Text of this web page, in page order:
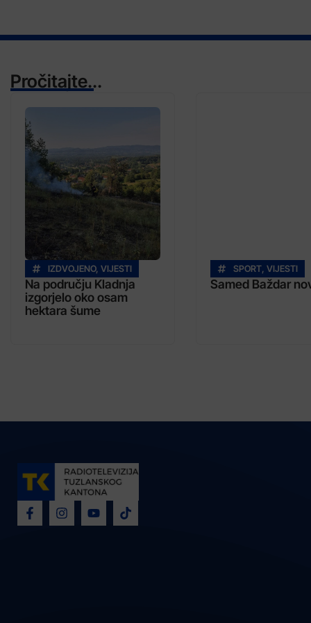
Pročitajte...
IZDVOJENO, VIJESTI
Na području Kladnja
izgorjelo oko osam
hektara šume
SPORT, VIJESTI
Samed Baždar